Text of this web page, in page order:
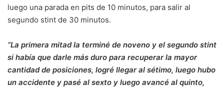
luego una parada en pits de 10 minutos, para salir al
segundo stint de 30 minutos.
“La primera mitad la terminé de noveno y el segundo stint
si había que darle más duro para recuperar la mayor
cantidad de posiciones, logré llegar al sétimo, luego hubo
un accidente y pasé al sexto y luego avancé al quinto,